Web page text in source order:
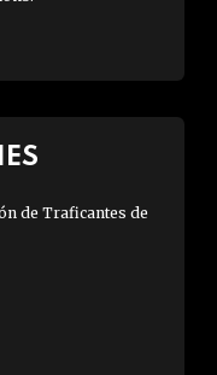
de Traficantes de